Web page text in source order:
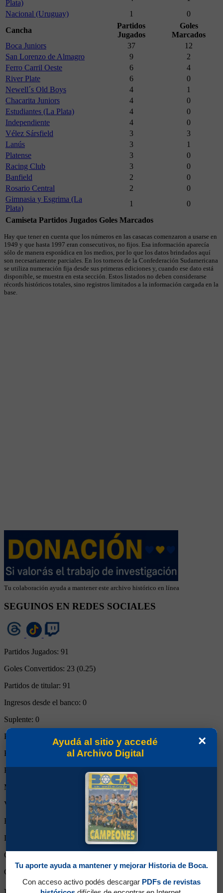
Plata)
Nacional (Uruguay)
1
0
Cancha
Partidos
Jugados
Goles
Marcados
Boca Juniors
37
12
San Lorenzo de Almagro
9
2
Ferro Carril Oeste
6
4
River Plate
6
0
Newell´s Old Boys
4
1
Chacarita Juniors
4
0
Estudiantes (La Plata)
4
0
Independiente
4
0
Vélez Sársfield
3
3
Lanús
3
1
Platense
3
0
Racing Club
3
0
Banfield
2
0
Rosario Central
2
0
Gimnasia y Esgrima (La
Plata)
1
0
Camiseta Partidos Jugados Goles Marcados
Hay que tener en cuenta que los números en las casacas comenzaron a usarse en
1949 y que hasta 1997 eran consecutivos, no fijos. Esa información aparecía
sólo de manera esporádica en los medios, por lo que los datos brindados aquí
son necesariamente parciales. En los torneos de la Confederación Sudamericana
se utiliza numeración fija desde sus primeras ediciones y, cuando ese dato está
disponible, se muestra en esta sección. Estos listados no deben considerarse
récords históricos totales, sino registros limitados a la información cargada en la
base.
Tu colaboración ayuda a mantener este archivo histórico en línea
SEGUINOS EN REDES SOCIALES
Partidos Jugados: 91
Goles Convertidos: 23 (0.25)
Partidos de titular: 91
Ingresos desde el banco: 0
Suplente: 0
Partidos completos:
90
Expulsiones:
Partidos reemplazado:
Minutos Disputados:
Victorias:
Empates:
Derrotas:
Goles de Boca:
Goles rivales:
129
×
Ayudá al sitio y accedé
al Archivo Digital
Tu aporte ayuda a mantener y mejorar Historia de Boca.
Con acceso activo podés descargar PDFs de revistas